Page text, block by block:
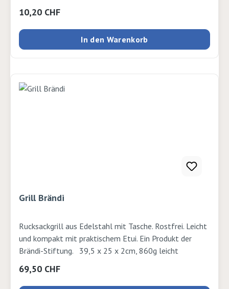
Regulärer Preis:
10,20 CHF
In den Warenkorb
Grill Brändi
Rucksackgrill aus Edelstahl mit Tasche. Rostfrei. Leicht
und kompakt mit praktischem Etui. Ein Produkt der
Brändi-Stiftung. 39,5 x 25 x 2cm, 860g leicht
Regulärer Preis:
69,50 CHF